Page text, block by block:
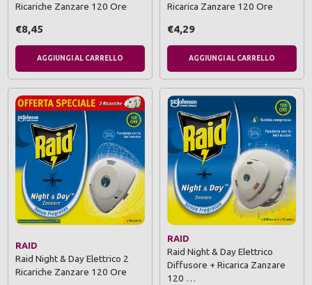
Ricariche Zanzare 120 Ore
€8,45
AGGIUNGI AL CARRELLO
Ricarica Zanzare 120 Ore
€4,29
AGGIUNGI AL CARRELLO
RAID
Raid Night & Day Elettrico 2
Ricariche Zanzare 120 Ore
RAID
Raid Night & Day Elettrico
Diffusore + Ricarica Zanzare
120 …